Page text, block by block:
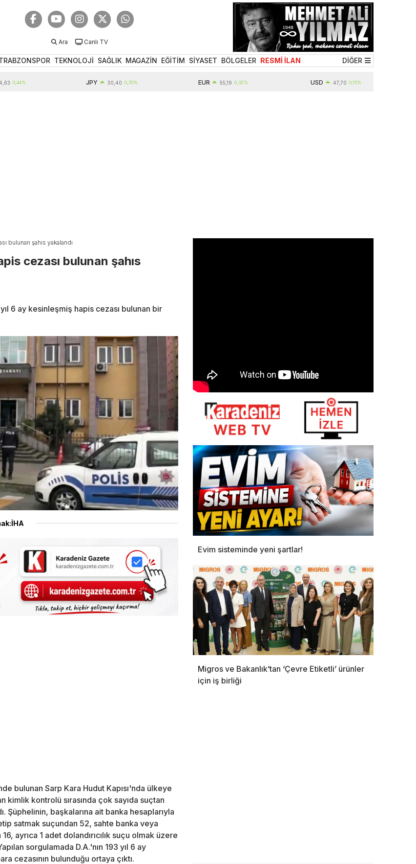
Ara Canlı TV
TEKNOLOJİ SAĞLIK MAGAZİN EĞİTİM SİYASET BÖLGELER RESMİ İLAN DİĞER
30,40 0,70% 55,19 0,32% 47,70 0,15%
bulunan şahıs yakalandı
cezası bulunan şahıs
yıl 6 ay kesinleşmiş hapis cezası bulunan bir
bulunan Sarp Kara Hudut Kapısı'nda ülkeye
kimlik kontrolü sırasında çok sayıda suçtan
Şüphelinin, başkalarına ait banka hesaplarıyla
satmak suçundan 52, sahte banka veya
ayrıca 1 adet dolandırıcılık suçu olmak üzere
sorgulamada D.A.'nın 193 yıl 6 ay
cezasının bulunduğu ortaya çıktı.
Evim sisteminde yeni şartlar!
Migros ve Bakanlık’tan ‘Çevre Etiketli’ ürünler
için iş birliği